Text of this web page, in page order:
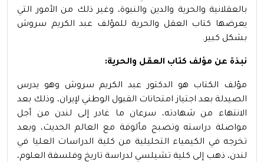
بالعقلانية والحرية والدين والنبوة، وغير ذلك من الأمور التي
يعرضها كتاب العقل والحرية للمؤلف عبد الكريم سروش
بشكل كبير.
نبذة عن مؤلف كتاب العقل والحرية:
مؤلف الكتاب هو الدكتور عبد الكريم سروش وهو يدرس
الصيدلة بعد اجتياز امتحانات القبول الوطني لإيران، وذلك بعد
الانتهاء من شهادته، سرعان ما غادر إلى لندن من أجل
مواصلة دراسته وتصبح مألوفة مع العالم الحديث، وبعد
تخرجه في الكيمياء التحليلية من كلية الدراسات العليا في
لندن، ذهب إلى كلية تشيلسي لدراسة تاريخ وفلسفة العلوم،